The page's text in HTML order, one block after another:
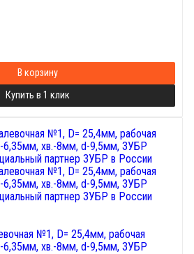
В корзину
Купить в 1 клик
№1, D= 25,4мм, рабочая
6,35мм, хв.-8мм, d-9,5мм, ЗУБР